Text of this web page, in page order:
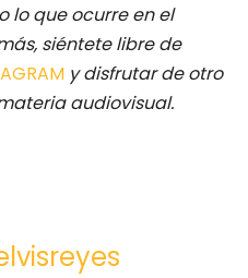
lo que ocurre en el
siéntete libre de
y disfrutar de otro
audiovisual.